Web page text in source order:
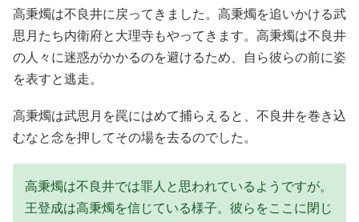
高秉燭は不良井に戻ってきました。高秉燭を追いかける武
思月たち内衛府と大理寺もやってきます。高秉燭は不良井
の人々に迷惑がかかるのを避けるため、自ら彼らの前に姿
を表すと逃走。
高秉燭は武思月を罠にはめて捕らえると、不良井を巻き込
むなと念を押してその場を去るのでした。
高秉燭は不良井では罪人と思われているようですが。
王登成は高秉燭を信じている様子。彼らをここに閉じ